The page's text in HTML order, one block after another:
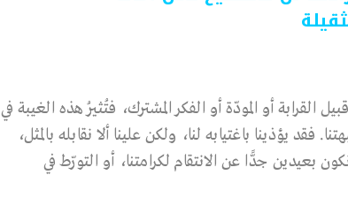
أو المودّة أو الفكر المشترك، فتُثيرُ هذه الغيبة في
يؤذينا باغتيابه لنا، ولكن علينا ألا نقابله بالمثل،
بعيدين جدًّا عن الانتقام لكرامتنا، أو التورّط في